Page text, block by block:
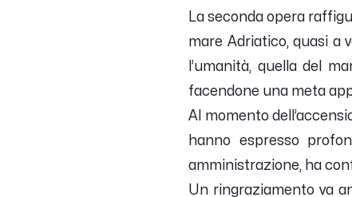
La seconda opera
mare Adriatico, quasi a
l’umanità, quella del
facendone una meta
Al momento
hanno espresso
amministrazione, ha
Un ringraziamento va